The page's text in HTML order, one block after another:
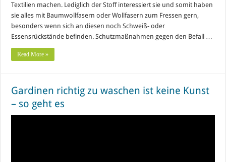
Textilien machen. Lediglich der Stoff interessiert sie und somit haben
sie alles mit Baumwollfasern oder Wollfasern zum Fressen gern,
besonders wenn sich an diesen noch Schweiß- oder
Essensrückstände befinden. Schutzmaßnahmen gegen den Befall …
Read More »
Gardinen richtig zu waschen ist keine Kunst
– so geht es